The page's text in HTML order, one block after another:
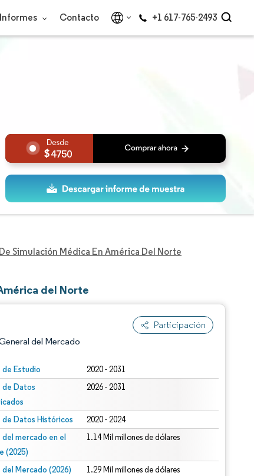
Informes Contacto +1 617-765-2493
4750
Simulación Médica En América Del Norte
del Norte
Participación
del Mercado
Estudio 2020 - 2031
de Datos
2026 - 2031
de Datos Históricos 2020 - 2024
del mercado en el
(2025)
1.14 Mil millones de dólares
del Mercado (2026) 1.29 Mil millones de dólares
CC BY 4.0.